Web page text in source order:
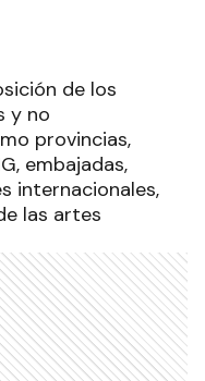
de los
y no
provincias,
embajadas,
internacionales,
las artes